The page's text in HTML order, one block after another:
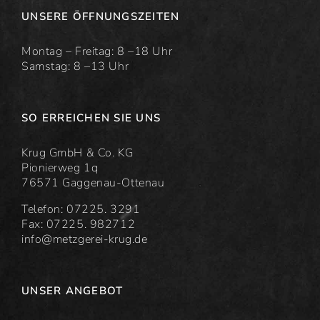
UNSERE ÖFFNUNGSZEITEN
Montag – Freitag: 8 –18 Uhr
Samstag: 8 –13 Uhr
SO ERREICHEN SIE UNS
Krug GmbH & Co. KG
Pionierweg 1q
76571 Gaggenau-Ottenau
Telefon: 07225. 3291
Fax: 07225. 982712
info@metzgerei-krug.de
UNSER ANGEBOT